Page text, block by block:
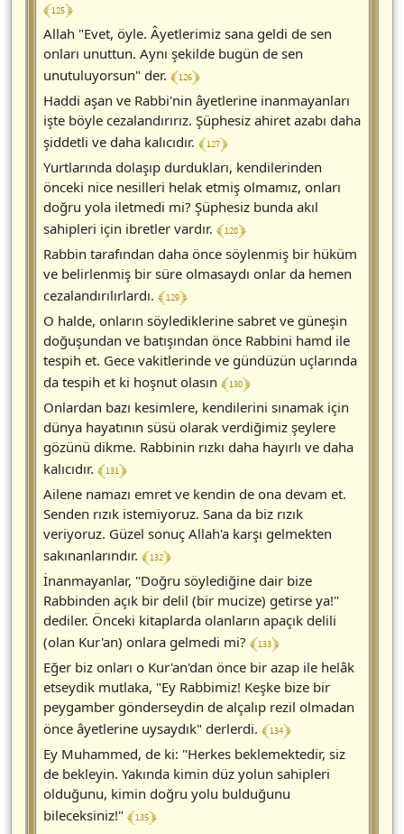
﴾ 125 ﴿
Allah "Evet, öyle. Âyetlerimiz sana geldi de sen
onları unuttun. Aynı şekilde bugün de sen
unutuluyorsun" der. ﴾ 126 ﴿
Haddi aşan ve Rabbi'nin âyetlerine inanmayanları
işte böyle cezalandırırız. Şüphesiz ahiret azabı daha
şiddetli ve daha kalıcıdır. ﴾ 127 ﴿
Yurtlarında dolaşıp durdukları, kendilerinden
önceki nice nesilleri helak etmiş olmamız, onları
doğru yola iletmedi mi? Şüphesiz bunda akıl
sahipleri için ibretler vardır. ﴾ 128 ﴿
Rabbin tarafından daha önce söylenmiş bir hüküm
ve belirlenmiş bir süre olmasaydı onlar da hemen
cezalandırılırlardı. ﴾ 129 ﴿
O halde, onların söylediklerine sabret ve güneşin
doğuşundan ve batışından önce Rabbini hamd ile
tespih et. Gece vakitlerinde ve gündüzün uçlarında
da tespih et ki hoşnut olasın ﴾ 130 ﴿
Onlardan bazı kesimlere, kendilerini sınamak için
dünya hayatının süsü olarak verdiğimiz şeylere
gözünü dikme. Rabbinin rızkı daha hayırlı ve daha
kalıcıdır. ﴾ 131 ﴿
Ailene namazı emret ve kendin de ona devam et.
Senden rızık istemiyoruz. Sana da biz rızık
veriyoruz. Güzel sonuç Allah'a karşı gelmekten
sakınanlarındır. ﴾ 132 ﴿
İnanmayanlar, "Doğru söylediğine dair bize
Rabbinden açık bir delil (bir mucize) getirse ya!"
dediler. Önceki kitaplarda olanların apaçık delili
(olan Kur'an) onlara gelmedi mi? ﴾ 133 ﴿
Eğer biz onları o Kur'an'dan önce bir azap ile helâk
etseydik mutlaka, "Ey Rabbimiz! Keşke bize bir
peygamber gönderseydin de alçalıp rezil olmadan
önce âyetlerine uysaydık" derlerdi. ﴾ 134 ﴿
Ey Muhammed, de ki: "Herkes beklemektedir, siz
de bekleyin. Yakında kimin düz yolun sahipleri
olduğunu, kimin doğru yolu bulduğunu
bileceksiniz!" ﴾ 135 ﴿